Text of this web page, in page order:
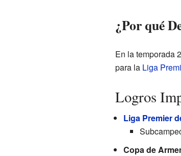
¿Por qué
En la temporada
para la Liga
Logros
Liga Premier
Copa de